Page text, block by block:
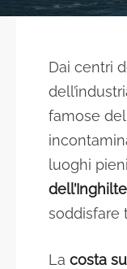
Dai centri
famose
luoghi
soddisfare
La costa